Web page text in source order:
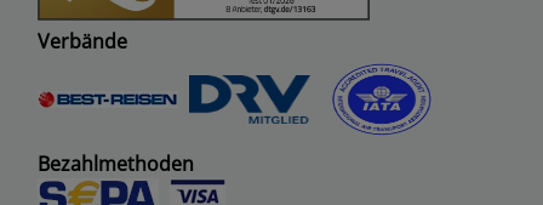
Verbände
Bezahlmethoden